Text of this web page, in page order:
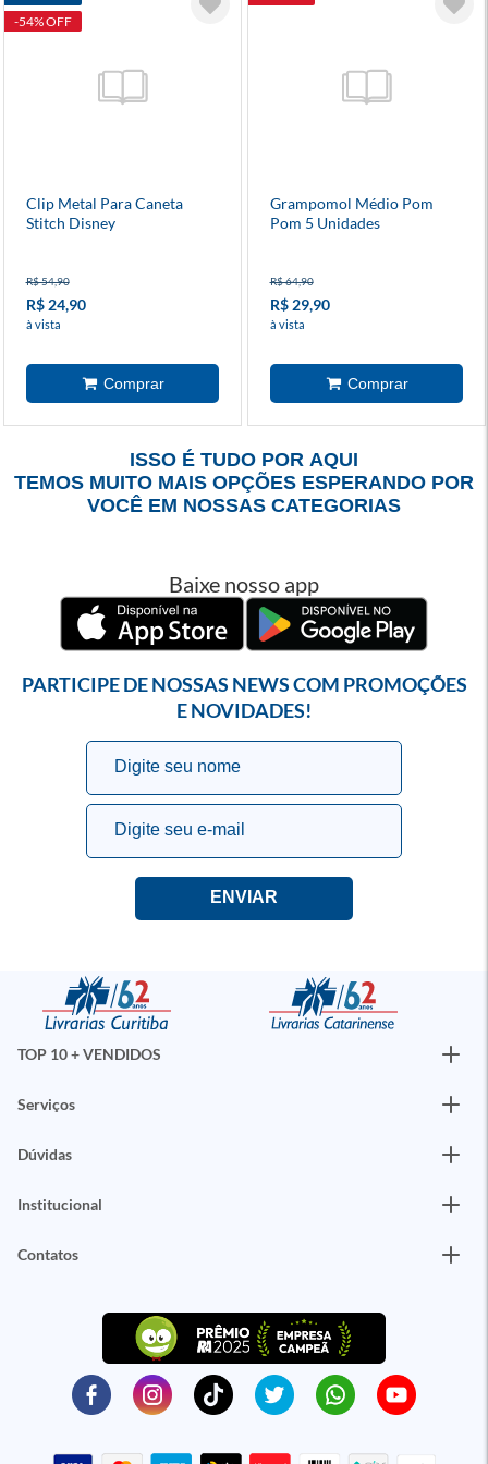
-54% OFF
Clip Metal Para Caneta
Stitch Disney
R$ 54,90
R$ 24,90
à vista
Grampomol Médio Pom
Pom 5 Unidades
R$ 64,90
R$ 29,90
à vista
ISSO É TUDO POR AQUI
TEMOS MUITO MAIS OPÇÕES ESPERANDO POR
VOCÊ EM NOSSAS CATEGORIAS
Baixe nosso app
PARTICIPE DE NOSSAS NEWS COM PROMOÇÕES
E NOVIDADES!
TOP 10 + VENDIDOS
Serviços
Dúvidas
Institucional
Contatos